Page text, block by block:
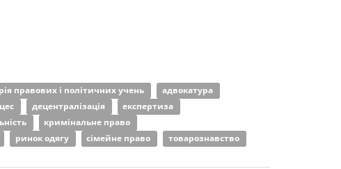
правових і політичних учень
адвокатура
децентралізація
експертиза
кримінальне право
ринок одягу сімейне право
товарознавство